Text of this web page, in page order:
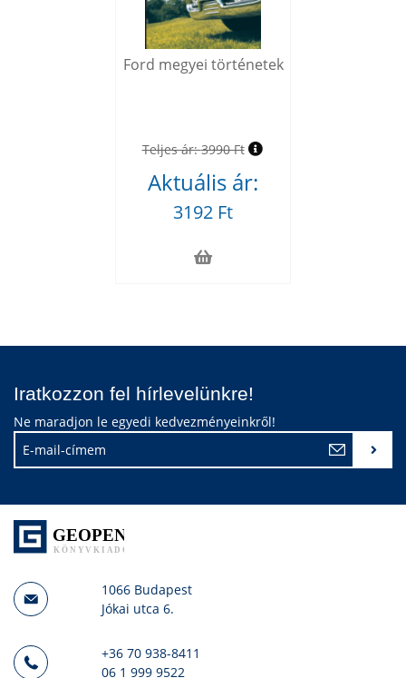
Ford megyei történetek
Teljes ár:3990 Ft
Aktuális ár:
3192 Ft
Iratkozzon fel hírlevelünkre!
Ne maradjon le egyedi kedvezményeinkről!
1066 Budapest
Jókai utca 6.
+36 70 938-8411
06 1 999 9522